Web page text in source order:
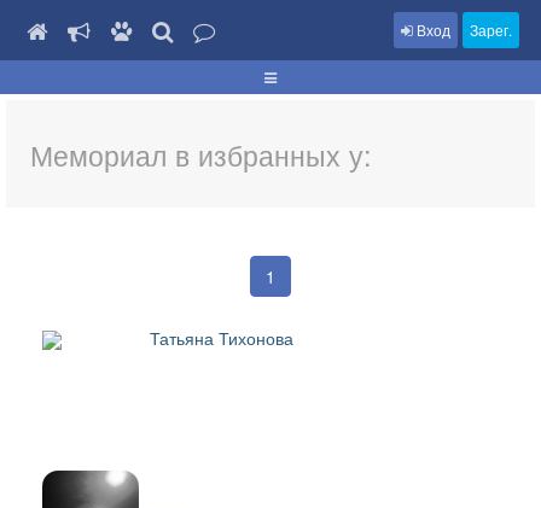
Вход Зарег.
Мемориал в избранных у:
1
Татьяна Тихонова